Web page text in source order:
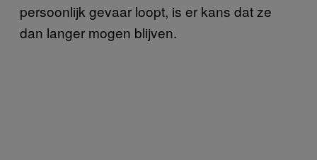
persoonlijk gevaar loopt, is er kans dat ze
dan langer mogen blijven.